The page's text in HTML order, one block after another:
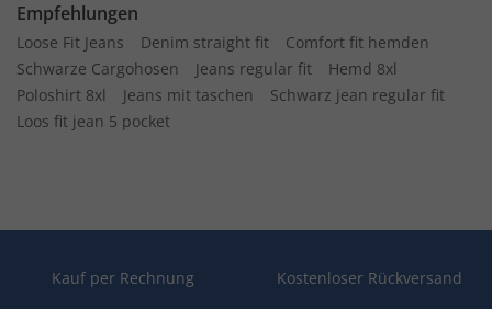
Empfehlungen
Loose Fit Jeans Denim straight fit
Comfort fit hemden
Schwarze Cargohosen
Jeans regular fit
Hemd 8xl
Poloshirt 8xl
Jeans mit taschen
Schwarz jean regular fit
Loos fit jean 5 pocket
Kauf per Rechnung Kostenloser Rückversand